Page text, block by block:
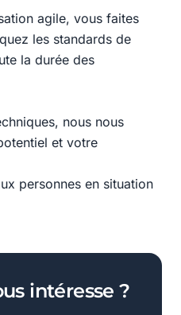
agile, vous faites
les standards de
la durée des
nous nous
et votre
personnes en situation
intéresse ?